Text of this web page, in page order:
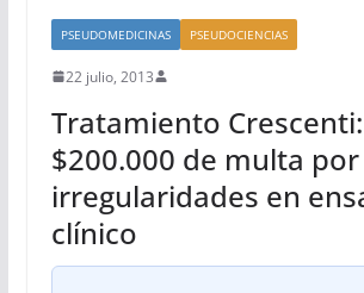
PSEUDOMEDICINAS PSEUDOCIENCIAS
22 julio, 2013
Tratamiento Crescenti:
$200.000 de multa por
irregularidades en
clínico